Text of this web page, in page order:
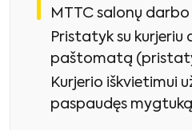
MTTC salonų darbo
Pristatyk su kurjeriu
paštomatą
Kurjerio iškvietimui
paspaudęs